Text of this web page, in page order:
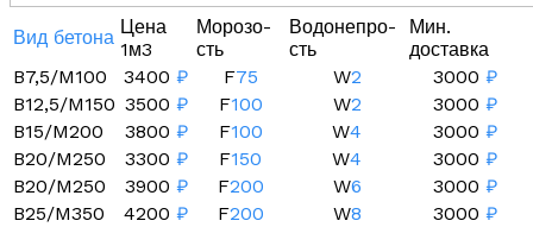
Вид бетона Цена
1м3
Морозо-
сть
Водонепро-
сть
Мин.
доставка
B7,5/M100
3400 ₽ F75 W2 3000 ₽
B12,5/M150 3500 ₽ F100 W2 3000 ₽
B15/M200
3800 ₽ F100 W4 3000 ₽
B20/M250
3300 ₽ F150 W4 3000 ₽
B20/M250
3900 ₽ F200 W6 3000 ₽
B25/M350
4200 ₽ F200 W8 3000 ₽